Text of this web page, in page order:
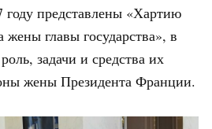
году представлены «Хартию
жены главы государства», в
задачи и средства их
жены Президента Франции.